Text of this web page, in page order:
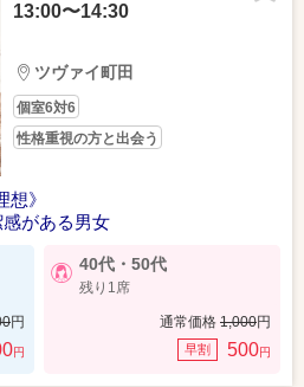
13:00〜14:30
ツヴァイ町田
個室6対6
性格重視の方と出会う
想》
がある男女
円
円
40代・50代
残り1席
通常価格 1,000円
早割 500円